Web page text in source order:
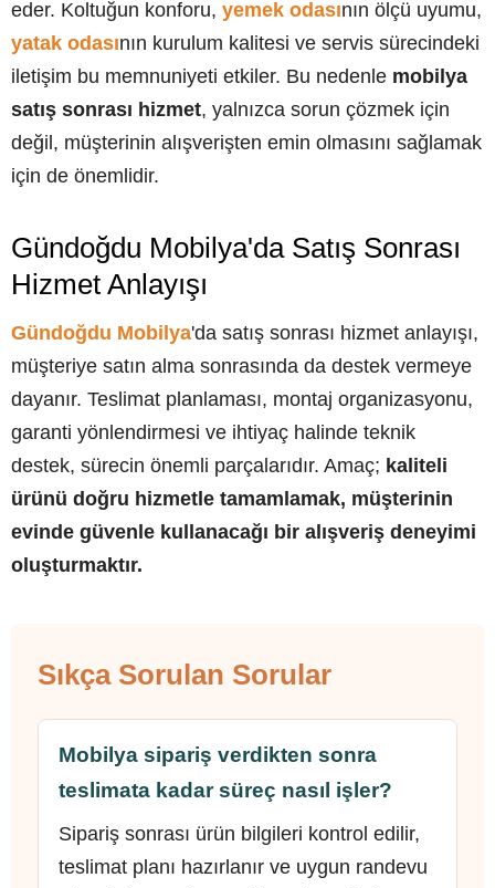
eder. Koltuğun konforu, yemek odasının ölçü uyumu,
yatak odasının kurulum kalitesi ve servis sürecindeki
iletişim bu memnuniyeti etkiler. Bu nedenle mobilya
satış sonrası hizmet, yalnızca sorun çözmek için
değil, müşterinin alışverişten emin olmasını sağlamak
için de önemlidir.
Gündoğdu Mobilya'da Satış Sonrası
Hizmet Anlayışı
Gündoğdu Mobilya'da satış sonrası hizmet anlayışı,
müşteriye satın alma sonrasında da destek vermeye
dayanır. Teslimat planlaması, montaj organizasyonu,
garanti yönlendirmesi ve ihtiyaç halinde teknik
destek, sürecin önemli parçalarıdır. Amaç; kaliteli
ürünü doğru hizmetle tamamlamak, müşterinin
evinde güvenle kullanacağı bir alışveriş deneyimi
oluşturmaktır.
Sıkça Sorulan Sorular
Mobilya sipariş verdikten sonra
teslimata kadar süreç nasıl işler?
Sipariş sonrası ürün bilgileri kontrol edilir,
teslimat planı hazırlanır ve uygun randevu